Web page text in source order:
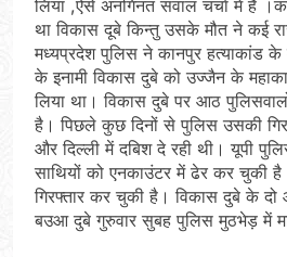
लिया ,ऐसे अनगिनत सवाल चर्चा में है
था विकास दूबे किन्तु उसके मौत ने कई
मध्यप्रदेश पुलिस ने कानपुर हत्याकांड
के इनामी विकास दुबे को उज्जैन के
लिया था। विकास दुबे पर आठ
है। पिछले कुछ दिनों से पुलिस उसकी
और दिल्ली में दबिश दे रही थी। यूपी
साथियों को एनकाउंटर में ढेर कर चुकी
गिरफ्तार कर चुकी है। विकास दुबे के दो
बउआ दुबे गुरुवार सुबह पुलिस मुठभेड़ में